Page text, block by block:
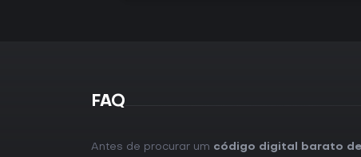
FAQ
Antes de procurar um código digital barato